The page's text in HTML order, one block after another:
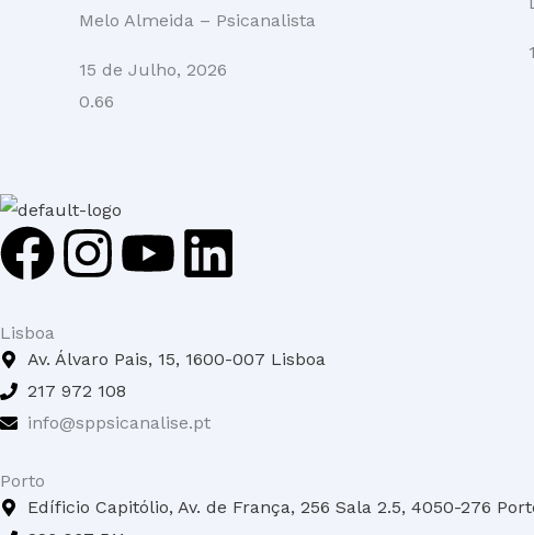
Melo Almeida – Psicanalista
15 de Julho, 2026
F
c
e
b
I
s
t
Y
u
t
L
n
k
Lisboa
Av. Álvaro Pais, 15, 1600-007 Lisboa
217 972 108
info@sppsicanalise.pt
Porto
Edíficio Capitólio, Av. de França, 256 Sala 2.5, 4050-276